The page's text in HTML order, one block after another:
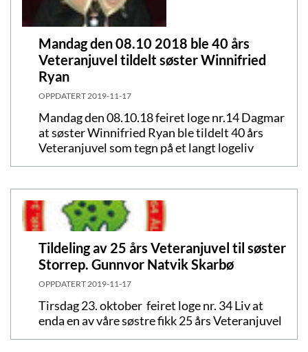
Mandag den 08.10 2018 ble 40 års
Veteranjuvel tildelt søster Winnifried
Ryan
OPPDATERT 2019-11-17
Mandag den 08.10.18 feiret loge nr.14 Dagmar
at søster Winnifried Ryan ble tildelt 40 års
Veteranjuvel som tegn på et langt logeliv
Tildeling av 25 års Veteranjuvel til søster
Storrep. Gunnvor Natvik Skarbø
OPPDATERT 2019-11-17
Tirsdag 23. oktober feiret loge nr. 34 Liv at
enda en av våre søstre fikk 25 års Veteranjuvel